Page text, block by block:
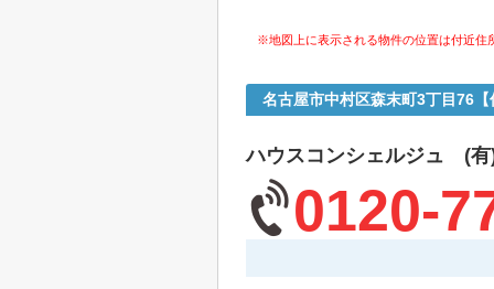
※地図上に表示される物件の位置は付近住
名古屋市中村区森末町3丁目76
ハウスコンシェルジュ (有
0120-